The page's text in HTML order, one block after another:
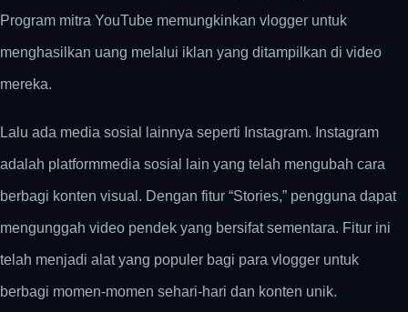
Program mitra YouTube memungkinkan vlogger untuk
menghasilkan uang melalui iklan yang ditampilkan di video
mereka.
Lalu ada media sosial lainnya seperti Instagram. Instagram
adalah platformmedia sosial lain yang telah mengubah cara
berbagi konten visual. Dengan fitur “Stories,” pengguna dapat
mengunggah video pendek yang bersifat sementara. Fitur ini
telah menjadi alat yang populer bagi para vlogger untuk
berbagi momen-momen sehari-hari dan konten unik.